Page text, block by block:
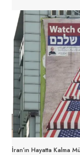
İran’ın Hayatta Kalma